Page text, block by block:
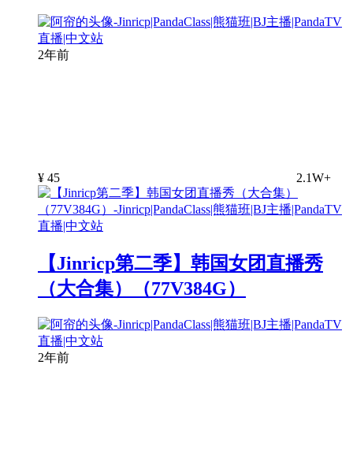
2年前
¥ 45 2.1W+
【Jinricp第二季】韩国女团直播秀
（大合集）（77V384G）
2年前